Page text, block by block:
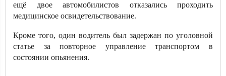
ещё двое автомобилистов отказались проходить
медицинское освидетельствование.
Кроме того, один водитель был задержан по уголовной
статье за повторное управление транспортом в
состоянии опьянения.